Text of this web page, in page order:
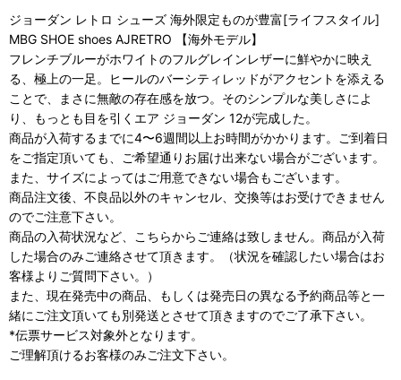
ジョーダン レトロ シューズ 海外限定ものが豊富[ライフスタイル]
MBG SHOE shoes AJRETRO 【海外モデル】
フレンチブルーがホワイトのフルグレインレザーに鮮やかに映え
る、極上の一足。ヒールのバーシティレッドがアクセントを添える
ことで、まさに無敵の存在感を放つ。そのシンプルな美しさによ
り、もっとも目を引くエア ジョーダン 12が完成した。
商品が入荷するまでに4〜6週間以上お時間がかかります。ご到着日
をご指定頂いても、ご希望通りお届け出来ない場合がございます。
また、サイズによってはご用意できない場合もございます。
商品注文後、不良品以外のキャンセル、交換等はお受けできません
のでご注意下さい。
商品の入荷状況など、こちらからご連絡は致しません。商品が入荷
した場合のみご連絡させて頂きます。（状況を確認したい場合はお
客様よりご質問下さい。）
また、現在発売中の商品、もしくは発売日の異なる予約商品等と一
緒にご注文頂いても別発送とさせて頂きますのでご了承下さい。
*伝票サービス対象外となります。
ご理解頂けるお客様のみご注文下さい。